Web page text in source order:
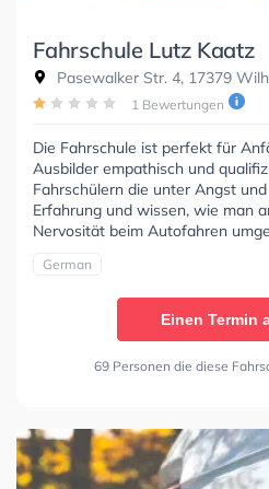
Fahrschule Lutz Kaatz
Pasewalker Str. 4, 17379
1 Bewertungen
Die Fahrschule ist perfekt für
Ausbilder empathisch und
Fahrschülern die unter Angst
Erfahrung und wissen, wie man
Nervosität beim Autofahren
German
Einen Termin
69 Personen die diese